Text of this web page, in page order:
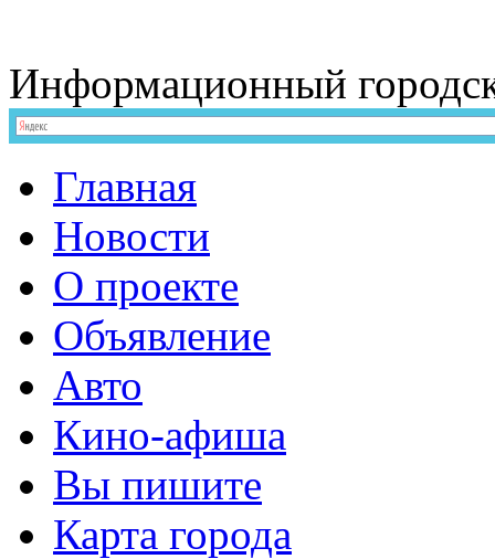
Информационный
Главная
Новости
О проекте
Объявление
Авто
Кино-афиша
Вы пишите
Карта города